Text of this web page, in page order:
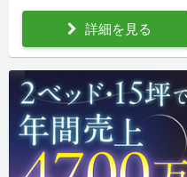
詳細を見る